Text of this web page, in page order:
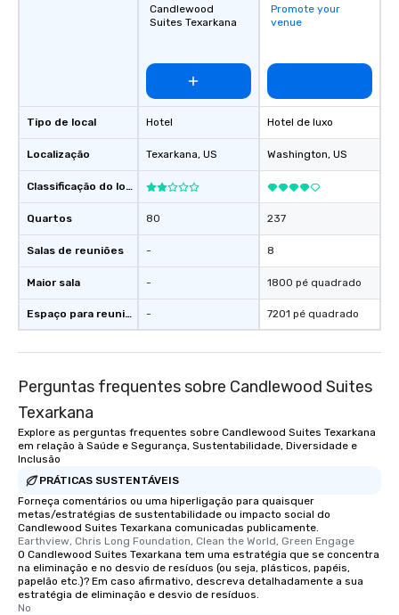
Tipo de local
Localização
Classificação do local
Quartos
Salas de reuniões
Maior sala
Espaço para reuniões
Candlewood
Suites Texarkana
Hotel
Texarkana, US
80
-
-
-
Promote your
venue
Hotel de luxo
Washington, US
237
8
1800 pé quadrado
7201 pé quadrado
Perguntas frequentes sobre Candlewood Suites
Texarkana
Explore as perguntas frequentes sobre Candlewood Suites Texarkana
em relação à Saúde e Segurança, Sustentabilidade, Diversidade e
Inclusão
PRÁTICAS SUSTENTÁVEIS
Forneça comentários ou uma hiperligação para quaisquer
metas/estratégias de sustentabilidade ou impacto social do
Candlewood Suites Texarkana comunicadas publicamente.
Earthview, Chris Long Foundation, Clean the World, Green Engage
O Candlewood Suites Texarkana tem uma estratégia que se concentra
na eliminação e no desvio de resíduos (ou seja, plásticos, papéis,
papelão etc.)? Em caso afirmativo, descreva detalhadamente a sua
estratégia de eliminação e desvio de resíduos.
No